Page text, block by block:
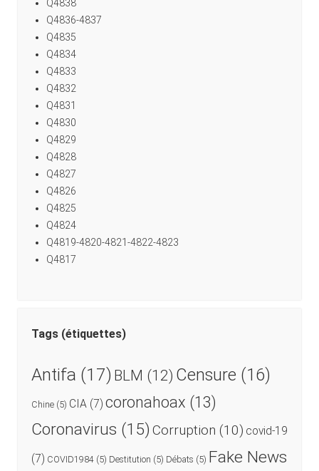
Q4838
Q4836-4837
Q4835
Q4834
Q4833
Q4832
Q4831
Q4830
Q4829
Q4828
Q4827
Q4826
Q4825
Q4824
Q4819-4820-4821-4822-4823
Q4817
Tags (étiquettes)
Antifa (17) BLM (12) Censure (16)
Chine(5) CIA(7) coronahoax (13)
Coronavirus (15) Corruption (10) covid-19
(7) COVID1984(5) Destitution (5) Débats (5) Fake News